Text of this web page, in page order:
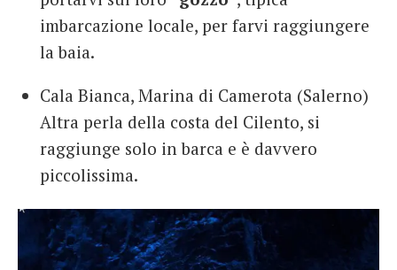
imbarcazione locale, per farvi raggiungere
la baia.
Cala Bianca, Marina di Camerota (Salerno)
Altra perla della costa del Cilento, si
raggiunge solo in barca e è davvero
piccolissima.